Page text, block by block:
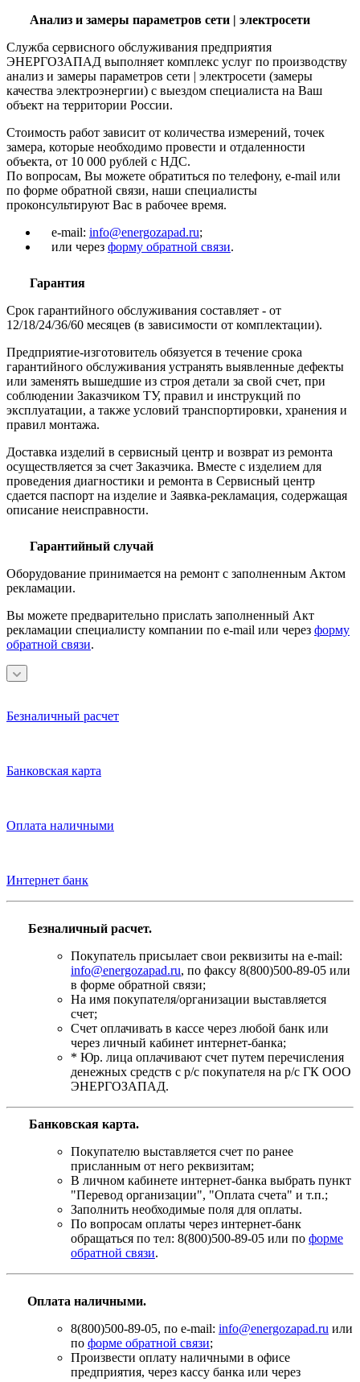
Анализ и замеры параметров сети | электросети
Служба сервисного обслуживания предприятия
ЭНЕРГОЗАПАД выполняет комплекс услуг по производству
анализ и замеры параметров сети | электросети (замеры
качества электроэнергии) с выездом специалиста на Ваш
объект на территории России.
Стоимость работ зависит от количества измерений, точек
замера, которые необходимо провести и отдаленности
объекта, от 10 000 рублей с НДС.
По вопросам, Вы можете обратиться по телефону, e-mail или
по форме обратной связи, наши специалисты
проконсультируют Вас в рабочее время.
e-mail: info@energozapad.ru;
или через форму обратной связи.
Гарантия
Срок гарантийного обслуживания составляет - от
12/18/24/36/60 месяцев (в зависимости от комплектации).
Предприятие-изготовитель обязуется в течение срока
гарантийного обслуживания устранять выявленные дефекты
или заменять вышедшие из строя детали за свой счет, при
соблюдении Заказчиком ТУ, правил и инструкций по
эксплуатации, а также условий транспортировки, хранения и
правил монтажа.
Доставка изделий в сервисный центр и возврат из ремонта
осуществляется за счет Заказчика. Вместе с изделием для
проведения диагностики и ремонта в Сервисный центр
сдается паспорт на изделие и Заявка-рекламация, содержащая
описание неисправности.
Гарантийный случай
Оборудование принимается на ремонт с заполненным Актом
рекламации.
Вы можете предварительно прислать заполненный Акт
рекламации специалисту компании по e-mail или через форму
обратной связи.
Безналичный расчет
Банковская карта
Оплата наличными
Интернет банк
Безналичный расчет.
Покупатель присылает свои реквизиты на e-mail:
info@energozapad.ru, по факсу 8(800)500-89-05 или
в форме обратной связи;
На имя покупателя/организации выставляется
счет;
Счет оплачивать в кассе через любой банк или
через личный кабинет интернет-банка;
* Юр. лица оплачивают счет путем перечисления
денежных средств с р/с покупателя на р/с ГК ООО
ЭНЕРГОЗАПАД.
Банковская карта.
Покупателю выставляется счет по ранее
присланным от него реквизитам;
В личном кабинете интернет-банка выбрать пункт
"Перевод организации", "Оплата счета" и т.п.;
Заполнить необходимые поля для оплаты.
По вопросам оплаты через интернет-банк
обращаться по тел: 8(800)500-89-05 или по форме
обратной связи.
Оплата наличными.
8(800)500-89-05, по e-mail: info@energozapad.ru или
по форме обратной связи;
Произвести оплату наличными в офисе
предприятия, через кассу банка или через